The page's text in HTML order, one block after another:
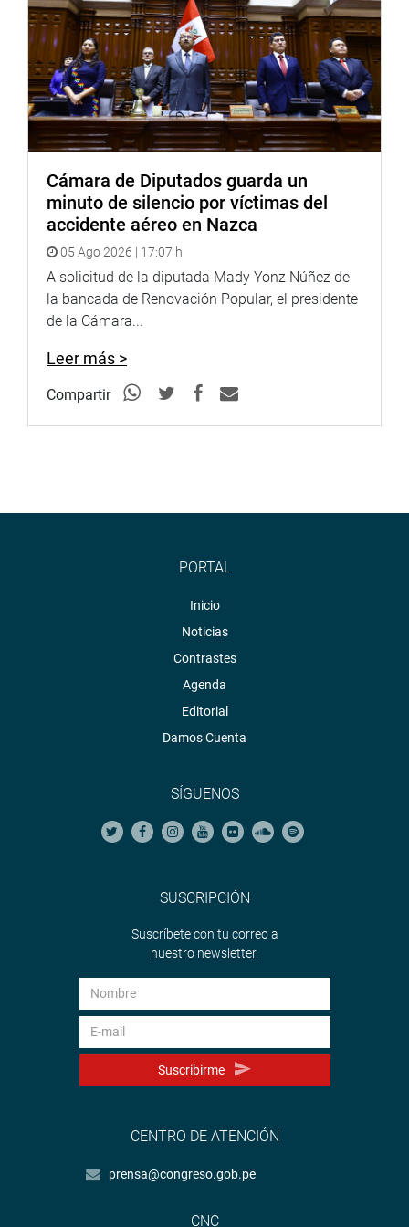
Padilla Romero
Avanza País: Norma Yarrow Lumbreras y Jéssica Córdova
Lobatón
Perú Democrático: Héctor Valer Pinto
Podemos Perú: José Luna Gálvez
Cambio Democrático-JP: Edgard Reymundo Mercado
Somos Perú: Kira Alcarraz Agüero
Perú Bicentenario: José Balcázar Zelada
Integridad y Desarrollo: Susel Paredes Piqué.
La sesión plenaria empezó a las 16:11 horas, con la
presencia de 85 congresistas.
OFICINA DE COMUNICACIONES
Cámara de Diputados guarda un
minuto de silencio por víctimas del
accidente aéreo en Nazca
05 Ago 2026 | 17:07 h
A solicitud de la diputada Mady Yonz Núñez de
la bancada de Renovación Popular, el presidente
de la Cámara...
Leer más >
Compartir
PORTAL
Inicio
Noticias
Contrastes
Agenda
Editorial
Damos Cuenta
SÍGUENOS
SUSCRIPCIÓN
Suscríbete con tu correo a
nuestro newsletter.
Suscribirme
CENTRO DE ATENCIÓN
prensa@congreso.gob.pe
CNC